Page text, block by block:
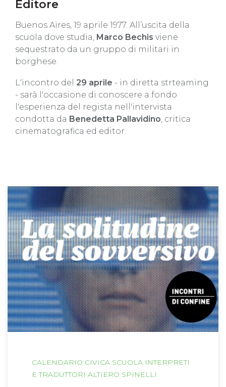
Editore
Buenos Aires, 19 aprile 1977. All’uscita della
scuola dove studia, Marco Bechis viene
sequestrato da un gruppo di militari in
borghese.
L'incontro del 29 aprile - in diretta strteaming
- sarà l'occasione di conoscere a fondo
l'esperienza del regista nell'intervista
condotta da Benedetta Pallavidino , critica
cinematografica ed editor.
CALENDARIO CIVICA SCUOLA INTERPRETI
E TRADUTTORI ALTIERO SPINELLI